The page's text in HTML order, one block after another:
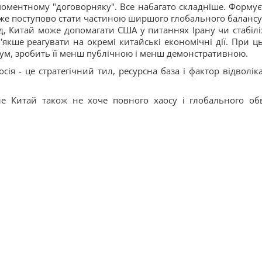
"договорняку". Все набагато складніше.
поступово стати частиною ширшого глобального
може допомагати США у питаннях Ірану чи
реагувати на окремі китайські економічні дії. При
зробить її менш публічною і менш демонстративною.
- це стратегічний тил, ресурсна база і фактор
Китай також не хоче повного хаосу і глобального